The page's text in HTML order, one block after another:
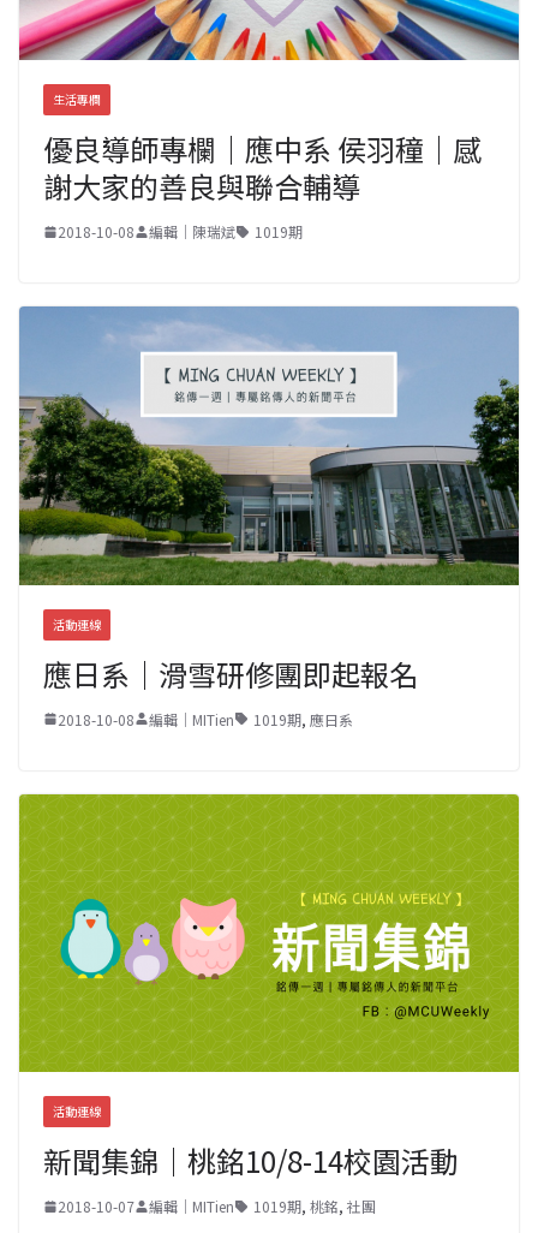
生活專欄
優良導師專欄｜應中系 侯羽穜｜感
謝大家的善良與聯合輔導
2018-10-08 編輯｜陳瑞斌 1019期
活動連線
應日系｜滑雪研修團即起報名
2018-10-08 編輯｜MITien 1019期, 應日系
活動連線
新聞集錦｜桃銘10/8-14校園活動
2018-10-07 編輯｜MITien 1019期, 桃銘, 社團